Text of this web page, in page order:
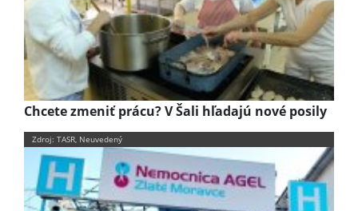
Chcete zmeniť prácu? V Šali hľadajú nové posily
Zdroj: TASR, Neuvedený